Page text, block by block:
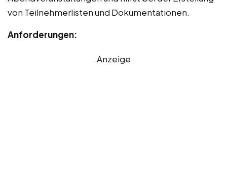
von Teilnehmerlisten und Dokumentationen.
Anforderungen:
Anzeige